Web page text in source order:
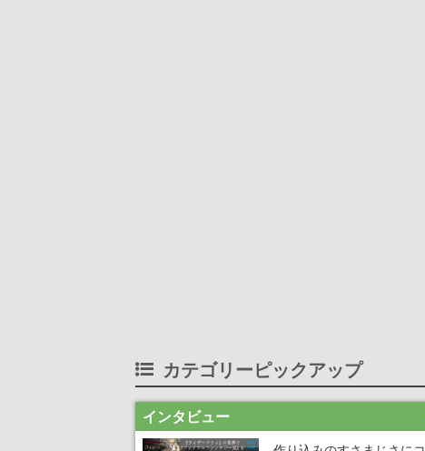
カテゴリーピックアップ
インタビュー